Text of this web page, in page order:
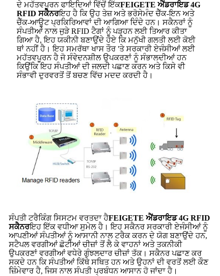
ਦੇ ਮਹੱਤਵਪੂਰਨ ਫਾਇਦਿਆਂ ਵਿੱਚੋਂ ਇੱਕFEIGETE ਐਂਡਰਾਇਡ 4G
RFID ਸਕੈਨਰਇਹ ਹੈ ਕਿ ਉਹ ਤੇਜ਼ ਅਤੇ ਭਰੋਸੇਮੰਦ ਚੈੱਕ-ਇਨ ਅਤੇ
ਚੈੱਕ-ਆਊਟ ਪ੍ਰਕਿਰਿਆਵਾਂ ਦੀ ਆਗਿਆ ਦਿੰਦੇ ਹਨ। ਸਕੈਨਰਾਂ ਨੂੰ
ਸੰਪਤੀਆਂ ਨਾਲ ਜੁੜੇ RFID ਟੈਗਾਂ ਨੂੰ ਪੜ੍ਹਨ ਲਈ ਤਿਆਰ ਕੀਤਾ
ਗਿਆ ਹੈ, ਇਹ ਯਕੀਨੀ ਬਣਾਉਂਦੇ ਹੋਏ ਕਿ ਮਨੁੱਖੀ ਗਲਤੀ ਲਈ ਕੋਈ
ਥਾਂ ਨਹੀਂ ਹੈ। ਇਹ ਸਮਰੱਥਾ ਖਾਸ ਤੌਰ 'ਤੇ ਸਰਕਾਰੀ ਏਜੰਸੀਆਂ ਲਈ
ਮਹੱਤਵਪੂਰਨ ਹੈ ਜੋ ਸੰਵੇਦਨਸ਼ੀਲ ਉਪਕਰਣਾਂ ਨੂੰ ਸੰਭਾਲਦੀਆਂ ਹਨ
ਕਿਉਂਕਿ ਇਹ ਸੰਪਤੀਆਂ ਦੀ ਜਲਦੀ ਪਛਾਣ ਕਰਨ ਅਤੇ ਕਿਸੇ ਵੀ
ਸੰਭਾਵੀ ਦੁਰਵਰਤੋਂ ਤੋਂ ਬਚਣ ਵਿੱਚ ਮਦਦ ਕਰਦੀ ਹੈ।
ਸੰਪਤੀ ਟਰੈਕਿੰਗ ਸਿਸਟਮ ਵਰਤਦਾ ਹੈFEIGETE ਐਂਡਰਾਇਡ 4G RFID
ਸਕੈਨਰਇਹ ਇੱਕ ਵਧੀਆ ਸੁਮੇਲ ਹੈ। ਇਹ ਸਕੈਨਰ ਸਰਕਾਰੀ ਏਜੰਸੀਆਂ ਨੂੰ
ਆਪਣੀਆਂ ਸੰਪਤੀਆਂ ਨੂੰ ਆਸਾਨੀ ਨਾਲ ਟਰੈਕ ਕਰਨ ਦੇ ਯੋਗ ਬਣਾਉਂਦੇ ਹਨ,
ਸਟੈਪਲ ਵਰਗੀਆਂ ਛੋਟੀਆਂ ਚੀਜ਼ਾਂ ਤੋਂ ਲੈ ਕੇ ਵਾਹਨਾਂ ਅਤੇ ਤਕਨੀਕੀ
ਉਪਕਰਣਾਂ ਵਰਗੀਆਂ ਵਧੇਰੇ ਗੁੰਝਲਦਾਰ ਚੀਜ਼ਾਂ ਤੱਕ। ਸਕੈਨਰ ਪਛਾਣ ਕਰ
ਸਕਦੇ ਹਨ ਕਿ ਸੰਪਤੀਆਂ ਕਿੱਥੇ ਸਥਿਤ ਹਨ ਅਤੇ ਉਹਨਾਂ ਦੀ ਵਰਤੋਂ ਲਈ ਕੌਣ
ਜ਼ਿੰਮੇਵਾਰ ਹੈ, ਜਿਸ ਨਾਲ ਸੰਪਤੀ ਪ੍ਰਬੰਧਨ ਆਸਾਨ ਹੋ ਜਾਂਦਾ ਹੈ।